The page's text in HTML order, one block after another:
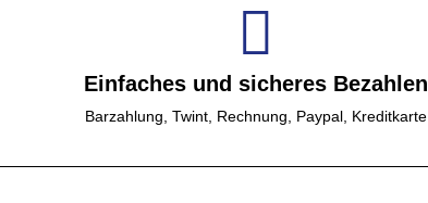
Einfaches und sicheres Bezahlen
Barzahlung, Twint, Rechnung, Paypal, Kreditkarte